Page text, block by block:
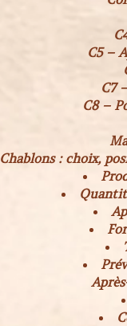
C5 –
C7
C8 –
Chablons : choix,